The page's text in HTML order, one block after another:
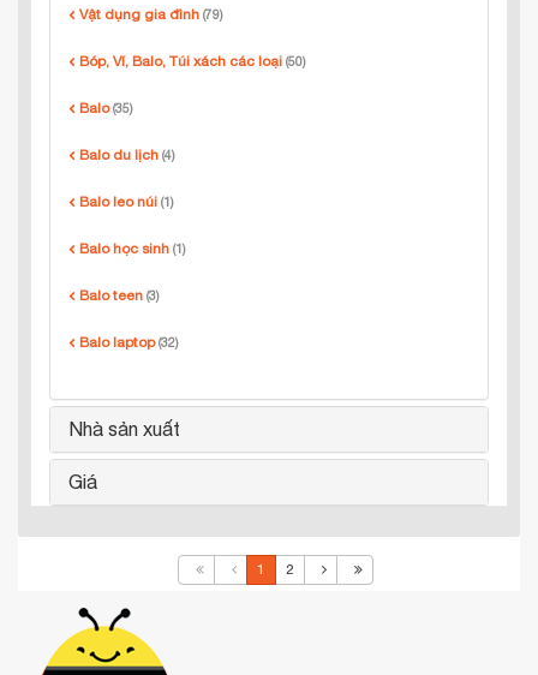
Vật dụng gia đình (79)
Bóp, Ví, Balo, Túi xách các loại (50)
Balo(35)
Balo du lịch (4)
Balo leo núi (1)
Balo học sinh (1)
Balo teen (3)
Balo laptop(32)
Nhà sản xuất
Giá
1 2